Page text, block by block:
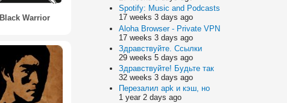
Black Warrior
Spotify: Music and Podcasts
17 weeks 3 days ago
Aloha Browser - Private VPN
17 weeks 3 days ago
Здравствуйте. Ссылки
29 weeks 5 days ago
Здравствуйте! Будьте так
32 weeks 3 days ago
Перезалил apk и кэш, но
1 year 2 days ago